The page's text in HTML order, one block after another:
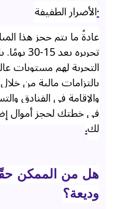
·الأضرار الطفيفة
عادةً ما يتم حجز هذا
تحريره
التجربة لهم مستويات
بالتزامات مالية من
والإقامة في الفنادق
في خطتك لحجز أموال
لك.
هل من الممكن
وديعة؟